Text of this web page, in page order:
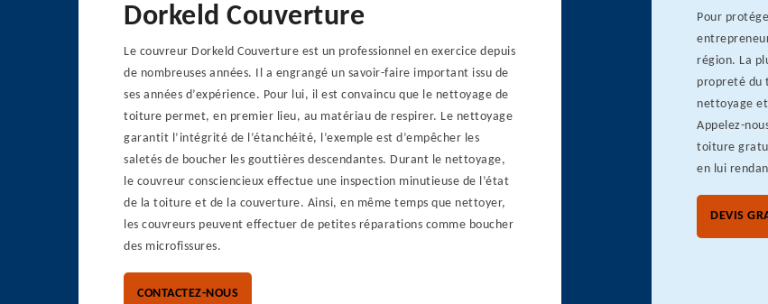
Dorkeld Couverture
Le couvreur Dorkeld Couverture est un professionnel en exercice depuis
de nombreuses années. Il a engrangé un savoir-faire important issu de
ses années d’expérience. Pour lui, il est convaincu que le nettoyage de
toiture permet, en premier lieu, au matériau de respirer. Le nettoyage
garantit l’intégrité de l’étanchéité, l’exemple est d’empêcher les
saletés de boucher les gouttières descendantes. Durant le nettoyage,
le couvreur consciencieux effectue une inspection minutieuse de l’état
de la toiture et de la couverture. Ainsi, en même temps que nettoyer,
les couvreurs peuvent effectuer de petites réparations comme boucher
des microfissures.
CONTACTEZ-NOUS
Pour
région. La
propreté du
nettoyage
Appelez-
toiture
en lui
DEVIS